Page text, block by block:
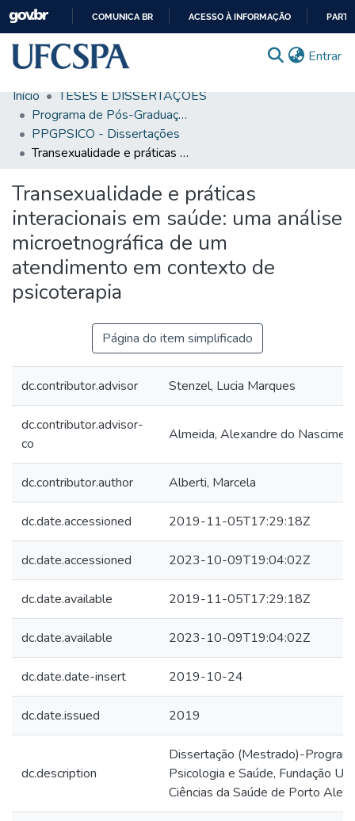
CONTEÚDO
COMUNICA BR ACESSO À INFORMAÇÃO
Entrar
Comunidades & Coleções
Busca Facetada
Autoarquivamento
Sobre o RI-UFCSPA
FAQ
Ajuda
Início
TESES E DISSERTAÇÕES
Programa de Pós-Graduação em Psicologia e Saúde
PPGPSICO - Dissertações
Transexualidade e práticas interacionais em saúde: uma análise microetnográfica de um atendimento em contexto de psicoterapia
Transexualidade e práticas
interacionais em saúde: uma análise
microetnográfica de um
atendimento em contexto de
psicoterapia
Página do item simplificado
dc.contributor.advisor Stenzel, Lucia Marques
dc.contributor.advisor-
co
Almeida, Alexandre do
dc.contributor.author Alberti, Marcela
dc.date.accessioned 2019-11-05T17:29:18Z
dc.date.accessioned 2023-10-09T19:04:02Z
dc.date.available 2019-11-05T17:29:18Z
dc.date.available 2023-10-09T19:04:02Z
dc.date.date-insert 2019-10-24
dc.date.issued 2019
dc.description
Dissertação (Mestrado)-
Psicologia e Saúde, Fundação
Ciências da Saúde de Porto